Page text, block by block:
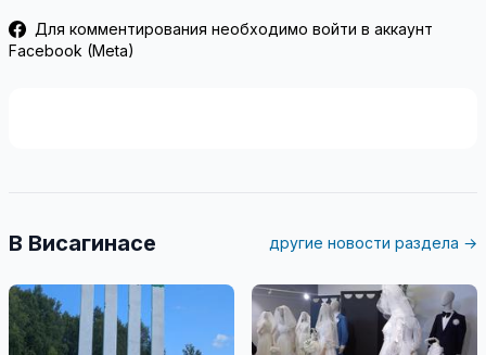
Для комментирования необходимо войти в аккаунт
Facebook (Meta)
В Висагинасе другие новости раздела →